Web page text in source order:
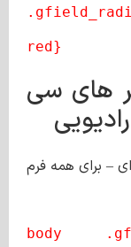
red}
های سی
– برای همه فرم
body